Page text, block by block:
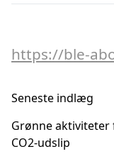
https://ble-
Seneste indlæg
Grønne
CO2-udslip